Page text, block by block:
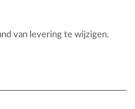
van levering te wijzigen.